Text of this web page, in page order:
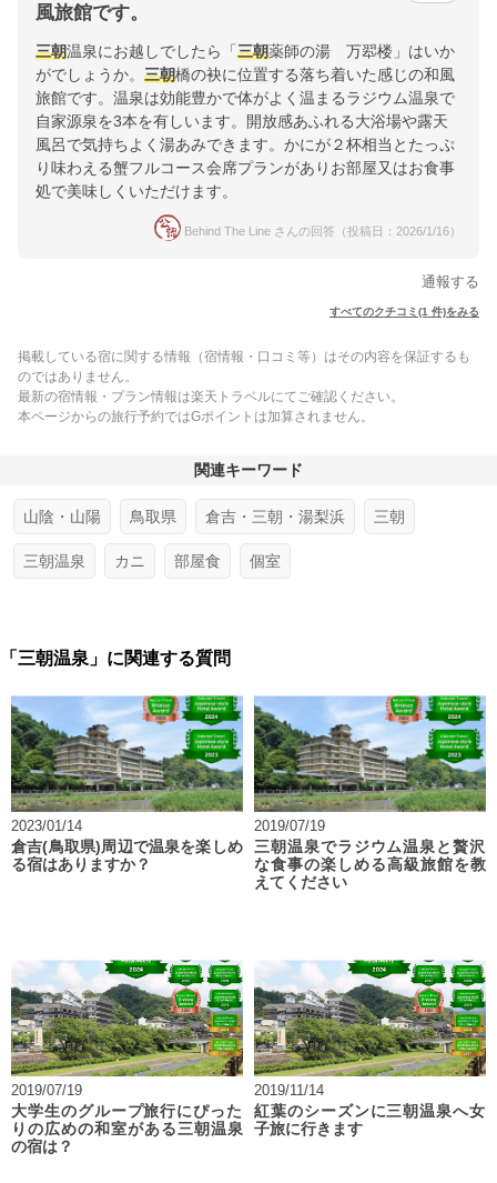
風旅館です。
三朝温泉にお越しでしたら「 三朝薬師の湯 万翆楼」はいか
がでしょうか。 三朝橋の袂に位置する落ち着いた感じの和風
旅館です。温泉は効能豊かで体がよく温まるラジウム温泉で
自家源泉を3本を有しいます。開放感あふれる大浴場や露天
風呂で気持ちよく湯あみできます。かにが２杯相当とたっぷ
り味わえる蟹フルコース会席プランがありお部屋又はお食事
処で美味しくいただけます。
Behind The Line さんの回答（投稿日：2026/1/16）
通報する
すべてのクチコミ(1 件)をみる
掲載している宿に関する情報（宿情報・口コミ等）はその内容を保証するも
のではありません。
最新の宿情報・プラン情報は楽天トラベルにてご確認ください。
本ページからの旅行予約ではGポイントは加算されません。
関連キーワード
山陰・山陽 鳥取県 倉吉・三朝・湯梨浜 三朝
三朝温泉 カニ 部屋食 個室
「三朝温泉」に関連する質問
2023/01/14
倉吉(鳥取県)周辺で温泉を楽しめ
る宿はありますか？
2019/07/19
三朝温泉でラジウム温泉と贅沢
な食事の楽しめる高級旅館を教
えてください
2019/07/19
大学生のグループ旅行にぴった
りの広めの和室がある三朝温泉
の宿は？
2019/11/14
紅葉のシーズンに三朝温泉へ女
子旅に行きます